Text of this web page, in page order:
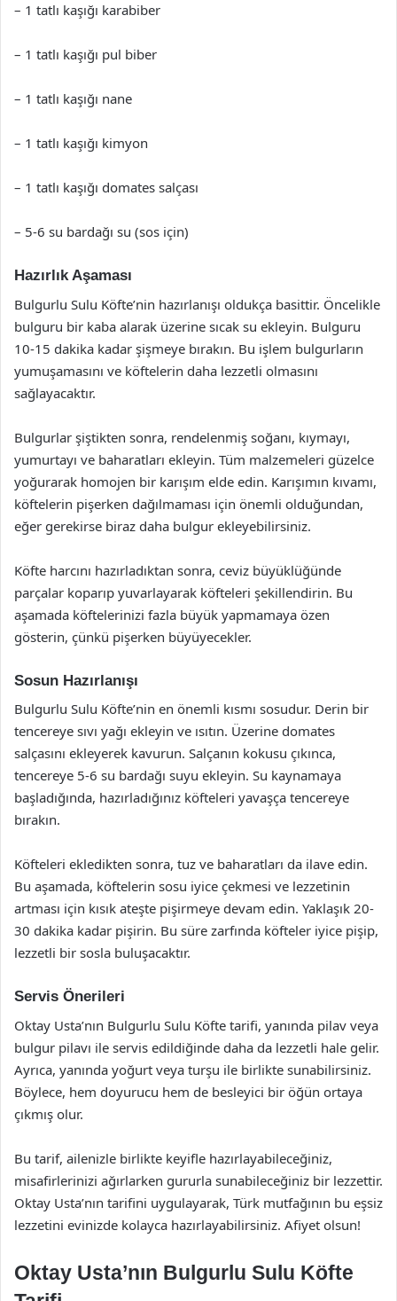
– 1 tatlı kaşığı karabiber
– 1 tatlı kaşığı pul biber
– 1 tatlı kaşığı nane
– 1 tatlı kaşığı kimyon
– 1 tatlı kaşığı domates salçası
– 5-6 su bardağı su (sos için)
Hazırlık Aşaması
Bulgurlu Sulu Köfte’nin hazırlanışı oldukça basittir. Öncelikle
bulguru bir kaba alarak üzerine sıcak su ekleyin. Bulguru
10-15 dakika kadar şişmeye bırakın. Bu işlem bulgurların
yumuşamasını ve köftelerin daha lezzetli olmasını
sağlayacaktır.
Bulgurlar şiştikten sonra, rendelenmiş soğanı, kıymayı,
yumurtayı ve baharatları ekleyin. Tüm malzemeleri güzelce
yoğurarak homojen bir karışım elde edin. Karışımın kıvamı,
köftelerin pişerken dağılmaması için önemli olduğundan,
eğer gerekirse biraz daha bulgur ekleyebilirsiniz.
Köfte harcını hazırladıktan sonra, ceviz büyüklüğünde
parçalar koparıp yuvarlayarak köfteleri şekillendirin. Bu
aşamada köftelerinizi fazla büyük yapmamaya özen
gösterin, çünkü pişerken büyüyecekler.
Sosun Hazırlanışı
Bulgurlu Sulu Köfte’nin en önemli kısmı sosudur. Derin bir
tencereye sıvı yağı ekleyin ve ısıtın. Üzerine domates
salçasını ekleyerek kavurun. Salçanın kokusu çıkınca,
tencereye 5-6 su bardağı suyu ekleyin. Su kaynamaya
başladığında, hazırladığınız köfteleri yavaşça tencereye
bırakın.
Köfteleri ekledikten sonra, tuz ve baharatları da ilave edin.
Bu aşamada, köftelerin sosu iyice çekmesi ve lezzetinin
artması için kısık ateşte pişirmeye devam edin. Yaklaşık 20-
30 dakika kadar pişirin. Bu süre zarfında köfteler iyice pişip,
lezzetli bir sosla buluşacaktır.
Servis Önerileri
Oktay Usta’nın Bulgurlu Sulu Köfte tarifi, yanında pilav veya
bulgur pilavı ile servis edildiğinde daha da lezzetli hale gelir.
Ayrıca, yanında yoğurt veya turşu ile birlikte sunabilirsiniz.
Böylece, hem doyurucu hem de besleyici bir öğün ortaya
çıkmış olur.
Bu tarif, ailenizle birlikte keyifle hazırlayabileceğiniz,
misafirlerinizi ağırlarken gururla sunabileceğiniz bir lezzettir.
Oktay Usta’nın tarifini uygulayarak, Türk mutfağının bu eşsiz
lezzetini evinizde kolayca hazırlayabilirsiniz. Afiyet olsun!
Oktay Usta’nın Bulgurlu Sulu Köfte